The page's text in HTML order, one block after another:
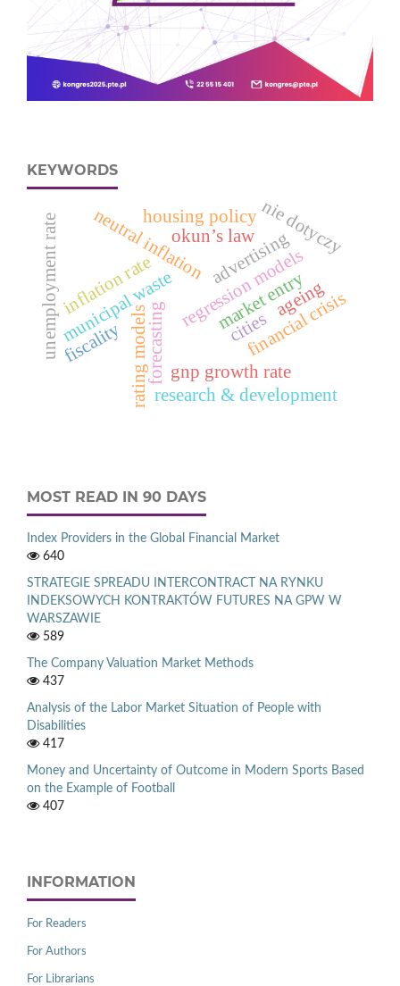
KEYWORDS
forecasting
municipal wasteregression models
cities
market entry
research & development
advertising
financial crisis
gnp growth rate
unemployment rateinflation rate
neutral inflationokun’s law nie dotyczy
rating models
ageing
housing policy
fiscality
MOST READ IN 90 DAYS
Index Providers in the Global Financial Market
640
STRATEGIE SPREADU INTERCONTRACT NA RYNKU
INDEKSOWYCH KONTRAKTÓW FUTURES NA GPW W
WARSZAWIE
589
The Company Valuation Market Methods
437
Analysis of the Labor Market Situation of People with
Disabilities
417
Money and Uncertainty of Outcome in Modern Sports Based
on the Example of Football
407
INFORMATION
For Readers
For Authors
For Librarians